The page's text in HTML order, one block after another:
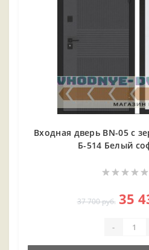
Входная дверь BN-05 с
Б-514 Белый
37 700 руб. 35
-